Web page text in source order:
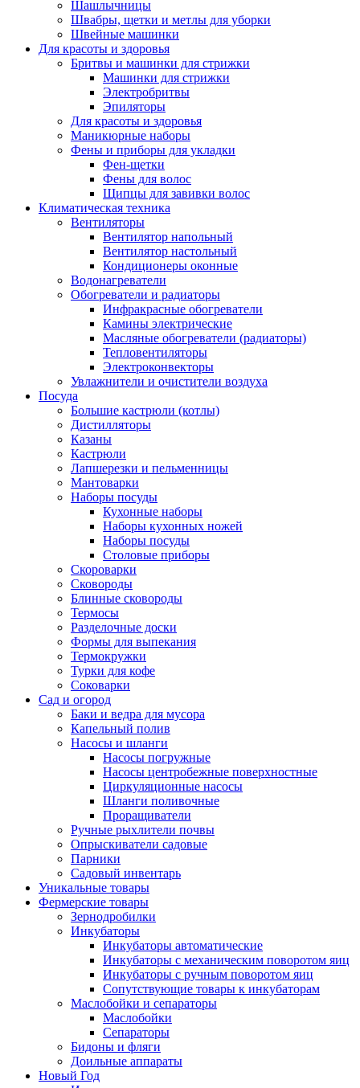
Шашлычницы
Швабры, щетки и метлы для уборки
Швейные машинки
Для красоты и здоровья
Бритвы и машинки для стрижки
Машинки для стрижки
Электробритвы
Эпиляторы
Для красоты и здоровья
Маникюрные наборы
Фены и приборы для укладки
Фен-щетки
Фены для волос
Щипцы для завивки волос
Климатическая техника
Вентиляторы
Вентилятор напольный
Вентилятор настольный
Кондиционеры оконные
Водонагреватели
Обогреватели и радиаторы
Инфракрасные обогреватели
Камины электрические
Масляные обогреватели (радиаторы)
Тепловентиляторы
Электроконвекторы
Увлажнители и очистители воздуха
Посуда
Большие кастрюли (котлы)
Дистилляторы
Казаны
Кастрюли
Лапшерезки и пельменницы
Мантоварки
Наборы посуды
Кухонные наборы
Наборы кухонных ножей
Наборы посуды
Столовые приборы
Скороварки
Сковороды
Блинные сковороды
Термосы
Разделочные доски
Формы для выпекания
Термокружки
Турки для кофе
Соковарки
Сад и огород
Баки и ведра для мусора
Капельный полив
Насосы и шланги
Насосы погружные
Насосы центробежные поверхностные
Циркуляционные насосы
Шланги поливочные
Проращиватели
Ручные рыхлители почвы
Опрыскиватели садовые
Парники
Садовый инвентарь
Уникальные товары
Фермерские товары
Зернодробилки
Инкубаторы
Инкубаторы автоматические
Инкубаторы с механическим поворотом яиц
Инкубаторы с ручным поворотом яиц
Сопутствующие товары к инкубаторам
Маслобойки и сепараторы
Маслобойки
Сепараторы
Бидоны и фляги
Доильные аппараты
Новый Год